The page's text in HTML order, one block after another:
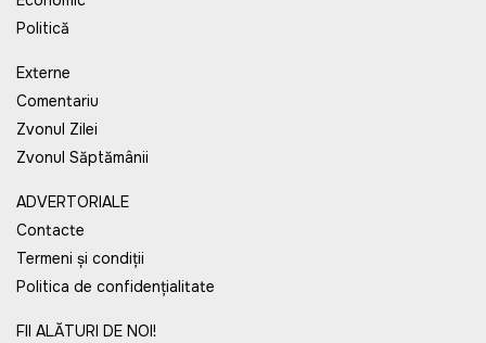
Politică
Externe
Comentariu
Zvonul Zilei
Zvonul Săptămânii
ADVERTORIALE
Contacte
Termeni și condiții
Politica de confidențialitate
FII ALĂTURI DE NOI!